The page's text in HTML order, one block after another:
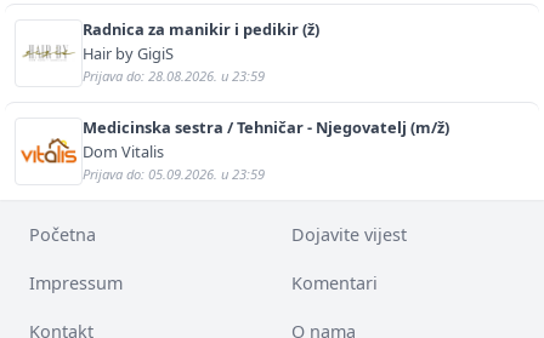
Radnica za manikir i pedikir (ž)
Hair by GigiS
Prijava do: 28.08.2026. u 23:59
Medicinska sestra / Tehničar - Njegovatelj (m/ž)
Dom Vitalis
Prijava do: 05.09.2026. u 23:59
Početna Dojavite vijest
Impressum Komentari
Kontakt O nama